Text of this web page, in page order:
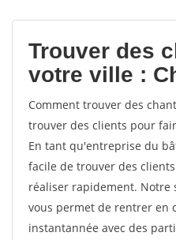
Trouver des
votre ville :
Comment trouver des
trouver des clients pour
En tant qu'entreprise du
facile de trouver des
réaliser rapidement. Notre
vous permet de rentrer en
instantannée avec des